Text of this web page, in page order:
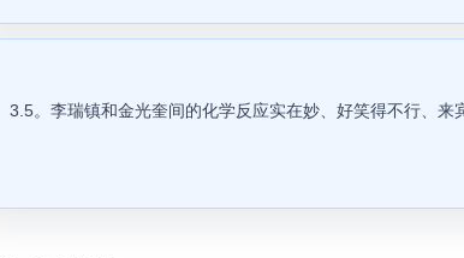
3.5。李瑞镇和金光奎间的化学反应实在妙、好笑得不行、